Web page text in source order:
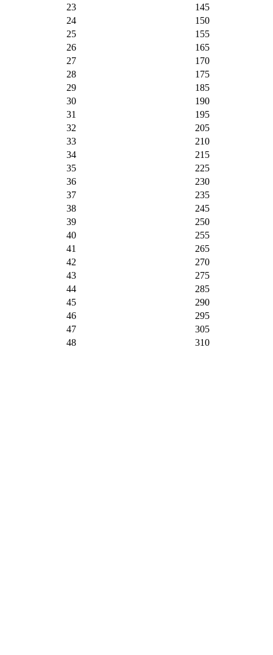
23
145
24
150
25
155
26
165
27
170
28
175
29
185
30
190
31
195
32
205
33
210
34
215
35
225
36
230
37
235
38
245
39
250
40
255
41
265
42
270
43
275
44
285
45
290
46
295
47
305
48
310